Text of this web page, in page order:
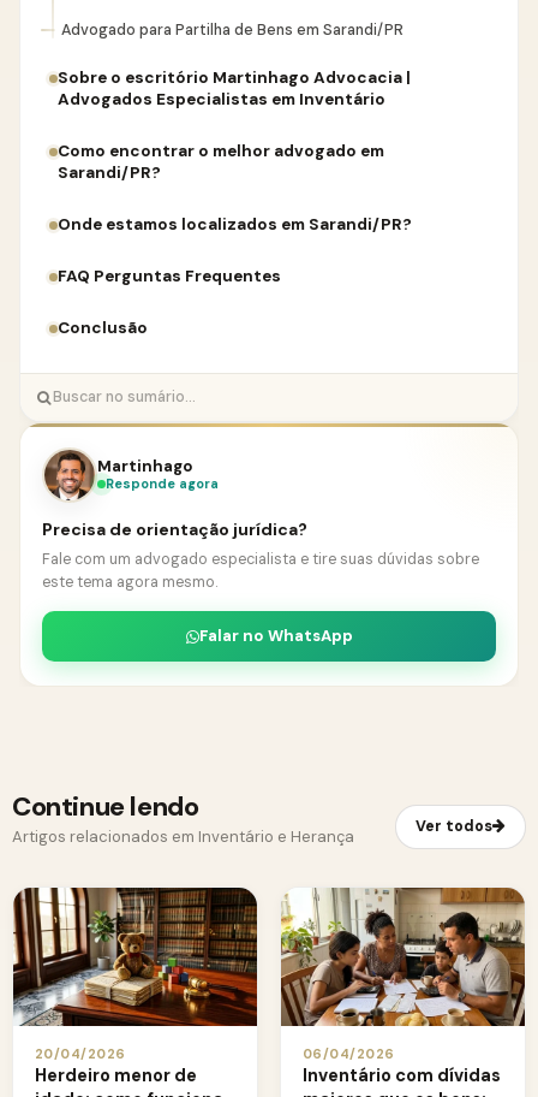
Advogado para Partilha de Bens em Sarandi/PR
Sobre o escritório Martinhago Advocacia |
Advogados Especialistas em Inventário
Como encontrar o melhor advogado em
Sarandi/PR?
Onde estamos localizados em Sarandi/PR?
FAQ Perguntas Frequentes
Conclusão
Martinhago
Responde agora
Precisa de orientação jurídica?
Fale com um advogado especialista e tire suas dúvidas sobre
este tema agora mesmo.
Falar no WhatsApp
Continue lendo
Artigos relacionados em Inventário e Herança
Ver todos
20/04/2026
Herdeiro menor de
06/04/2026
Inventário com dívidas